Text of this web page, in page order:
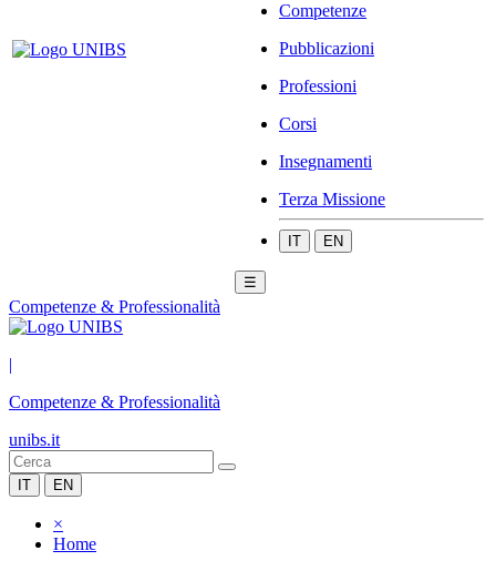
Competenze
Pubblicazioni
Professioni
Corsi
Insegnamenti
Terza Missione
IT EN
☰
Competenze & Professionalità
|
Competenze & Professionalità
unibs.it
IT EN
×
Home